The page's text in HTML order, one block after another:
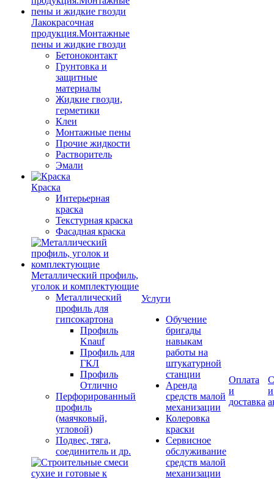
Лакокрасочная
продукция.Монтажные
пены и жидкие гвозди
Бетоноконтакт
Грунтовка и
защитные
материалы
Жидкие гвозди,
герметики
Клеи
Монтажные пены
Прочие жидкости
Растворитель
Эмали
Краска
Интерьерная
краска
Текстурная краска
Фасадная краска
Металлический профиль,
уголок и комплектующие
Металлический
профиль для
гипсокартона
Профиль
Knauf
Профиль для
ГКЛ
Профиль
Отлично
Перфорированный
профиль
(маячковый,
угловой)
Подвес, тяга,
соединитель и др.
Услуги
Обучение
бригады
навыкам
работы на
штукатурной
станции
Аренда
средств малой
механизации
Колеровка
краски
Сервисное
обслуживание
средств малой
механизации
Оплата
и
доставка
и